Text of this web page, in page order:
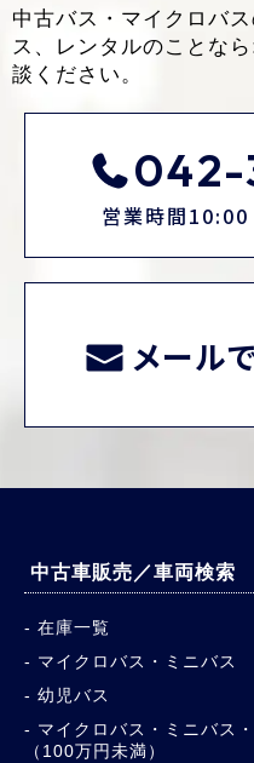
中古バス・マイクロバ
ス、レンタルのことなら
談ください。
042-
営業時間
メール
中古車販売／車両検索
在庫一覧
マイクロバス・ミニバス
幼児バス
マイクロバス・ミニバス
（100万円未満）